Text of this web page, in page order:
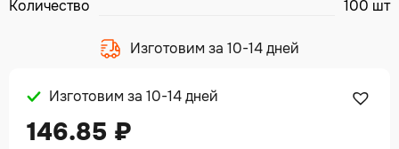
Количество
100 шт
Изготовим за 10-14 дней
Изготовим за 10-14 дней
146.85 ₽